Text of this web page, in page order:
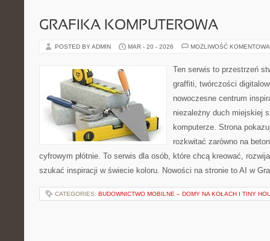
GRAFIKA KOMPUTEROWA
POSTED BY ADMIN MAR - 20 - 2026 MOŻLIWOŚĆ
Ten serwis to przestrzeń
graffiti, twórczości
nowoczesne centrum
niezależny duch miejskiej
komputerze. Strona
rozkwitać zarówno na
cyfrowym płótnie. To serwis dla osób, które chcą kreować,
szukać inspiracji w świecie koloru. Nowości na stronie to AI w
CATEGORIES: BUDOWNICTWO MOBILNE – DOMY NA KOŁACH I TINY